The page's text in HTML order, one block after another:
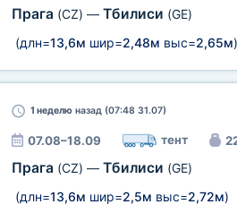
Прага (CZ) — Тбилиси (GE)
(длн=13,6м шир=2,48м выс=2,65м)
1 неделюназад (07:48 31.07)
07.08–18.09 тент
Прага (CZ) — Тбилиси (GE)
(длн=13,6м шир=2,5м выс=2,72м)